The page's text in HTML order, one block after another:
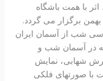
این نمایشگاه با حضور ۳۱ هنرمند و نمایش ۶۰ اثر با همت باشگاه
برگزار می گردد.
شب از آسمان ایران
در آسمان شب و
شهابی، نمایش
با صورتهای فلکی